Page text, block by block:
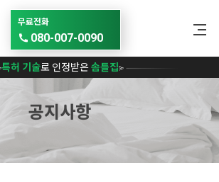
메뉴 건너뛰기
무료전화
080-007-0090
특허 기술로 인정받은솜틀집
공지사항